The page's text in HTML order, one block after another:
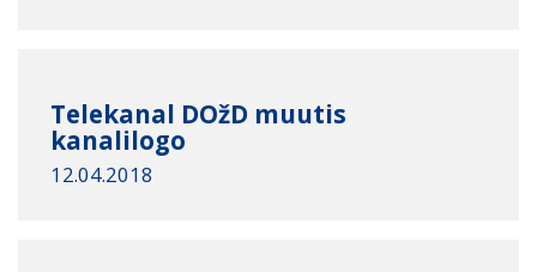
Telekanal DOžD muutis
kanalilogo
12.04.2018